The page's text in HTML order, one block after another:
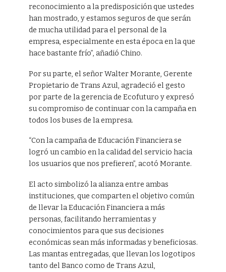
reconocimiento a la predisposición que ustedes
han mostrado, y estamos seguros de que serán
de mucha utilidad para el personal de la
empresa, especialmente en esta época en la que
hace bastante frío”, añadió Chino.
Por su parte, el señor Walter Morante, Gerente
Propietario de Trans Azul, agradeció el gesto
por parte de la gerencia de Ecofuturo y expresó
su compromiso de continuar con la campaña en
todos los buses de la empresa.
“Con la campaña de Educación Financiera se
logró un cambio en la calidad del servicio hacia
los usuarios que nos prefieren”, acotó Morante.
El acto simbolizó la alianza entre ambas
instituciones, que comparten el objetivo común
de llevar la Educación Financiera a más
personas, facilitando herramientas y
conocimientos para que sus decisiones
económicas sean más informadas y beneficiosas.
Las mantas entregadas, que llevan los logotipos
tanto del Banco como de Trans Azul,